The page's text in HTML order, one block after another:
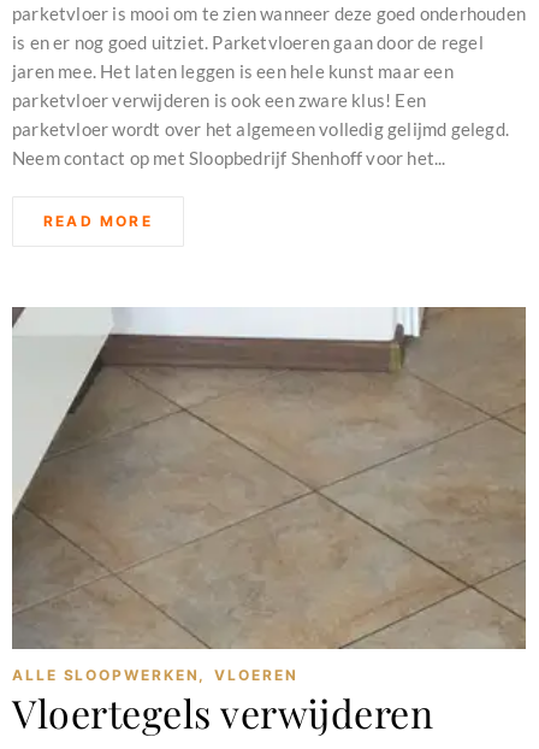
parketvloer is mooi om te zien wanneer deze goed onderhouden
is en er nog goed uitziet. Parketvloeren gaan door de regel
jaren mee. Het laten leggen is een hele kunst maar een
parketvloer verwijderen is ook een zware klus! Een
parketvloer wordt over het algemeen volledig gelijmd gelegd.
Neem contact op met Sloopbedrijf Shenhoff voor het...
READ MORE
ALLE SLOOPWERKEN , VLOEREN
Vloertegels verwijderen